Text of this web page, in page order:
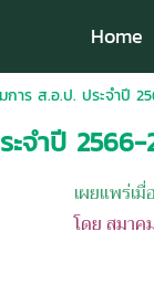
Home
การ ส.อ.ป. ประจำปี
จำปี 2566-
เผยแพร่เ
โดย สมาค